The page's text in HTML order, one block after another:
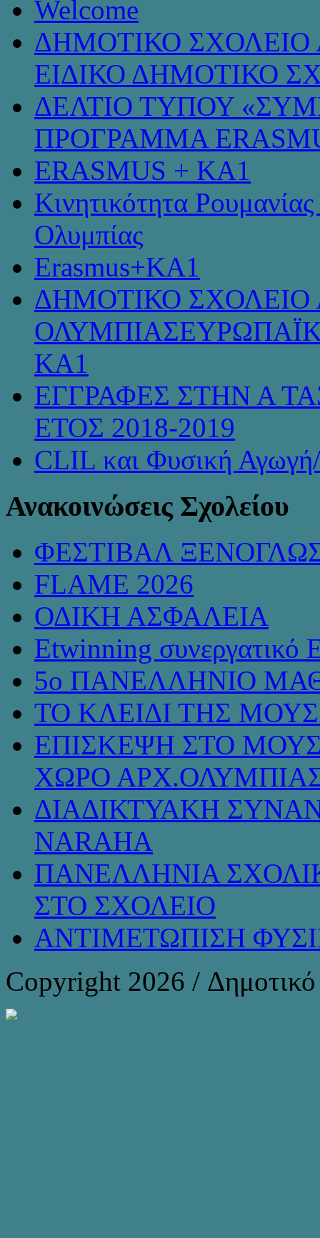
Welcome
ΔΗΜΟΤΙΚΟ ΣΧΟΛΕΙΟ
ΕΙΔΙΚΟ ΔΗΜΟΤΙΚΟ
ΔΕΛΤΙΟ ΤΥΠΟΥ
ΠΡΟΓΡΑΜΜΑ
ERASMUS + KA1
Κινητικότητα
Ολυμπίας
Erasmus+KA1
ΔΗΜΟΤΙΚΟ ΣΧΟΛΕΙΟ
KA1
ΕΓΓΡΑΦΕΣ ΣΤΗΝ Α
ΕΤΟΣ 2018-2019
CLIL και Φυσική
Ανακοινώσεις Σχολείου
ΦΕΣΤΙΒΑΛ
FLAME 2026
ΟΔΙΚΗ ΑΣΦΑΛΕΙΑ
Etwinning συνεργατικό
5ο ΠΑΝΕΛΛΗΝΙΟ
ΤΟ ΚΛΕΙΔΙ ΤΗΣ
ΕΠΙΣΚΕΨΗ ΣΤΟ
ΧΩΡΟ
ΔΙΑΔΙΚΤΥΑΚΗ
NARAHA
ΠΑΝΕΛΛΗΝΙΑ
ΣΤΟ ΣΧΟΛΕΙΟ
ΑΝΤΙΜΕΤΩΠΙΣΗ
Copyright 2026 /